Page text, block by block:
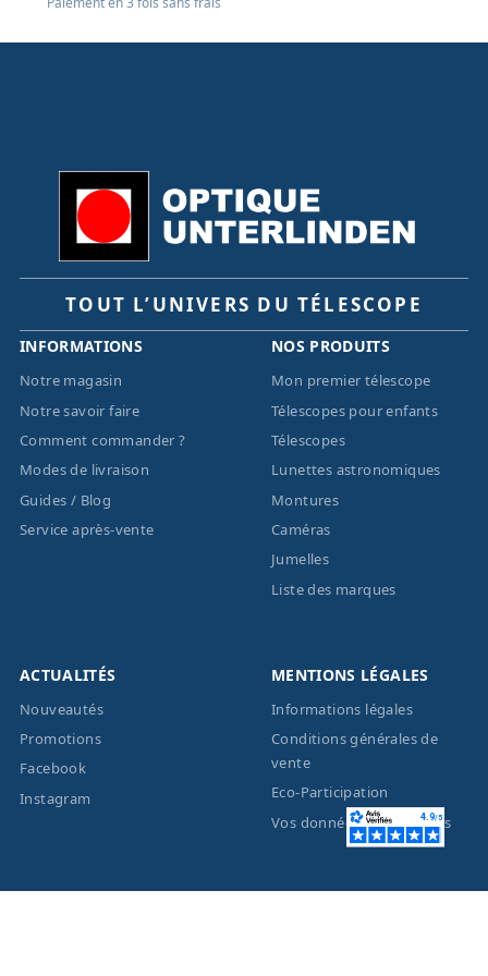
TOUT L’UNIVERS DU TÉLESCOPE
INFORMATIONS
Notre magasin
Notre savoir faire
Comment commander ?
Modes de livraison
Guides / Blog
Service après-vente
NOS PRODUITS
Mon premier télescope
Télescopes pour enfants
Télescopes
Lunettes astronomiques
Montures
Caméras
Jumelles
Liste des marques
ACTUALITÉS
Nouveautés
Promotions
Facebook
Instagram
MENTIONS LÉGALES
Informations légales
Conditions générales de
vente
Eco-Participation
Vos données personnelles